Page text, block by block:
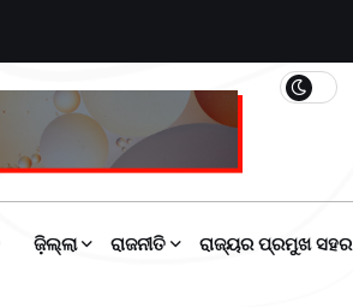
ଜ଼ିଲ୍ଲା ରାଜନୀତି ରାଜ୍ୟର ପ୍ରମୁଖ ସହର